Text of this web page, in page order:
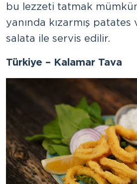
bu lezzeti tatmak
yanında kızarmış
salata ile servis edilir.
Türkiye – Kalamar Tava